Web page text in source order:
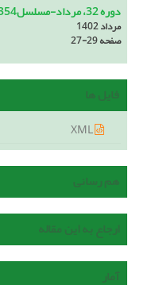
دوره 32، مرداد-مسلسل354 سال 1402 - شماره پیاپی 354
مرداد 1402
صفحه27-29
فایل ها
هم رسانی
ارجاع به این مقاله
آمار